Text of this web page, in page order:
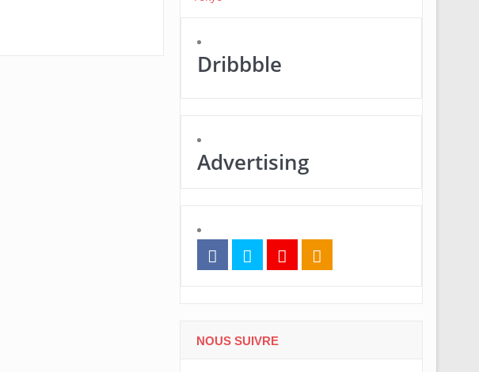
Dribbble
Advertising
NOUS SUIVRE